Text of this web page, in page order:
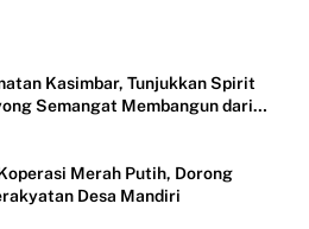
Kasimbar, Tunjukkan Spirit
Semangat Membangun dari
Merah Putih, Dorong
Desa Mandiri